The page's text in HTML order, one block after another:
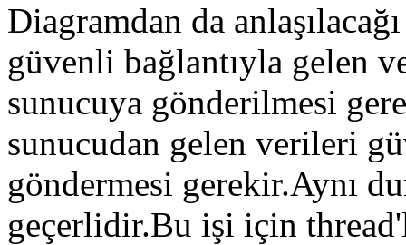
Diagramdan da
güvenli bağlantıyla gelen
sunucuya gönderilmesi
sunucudan gelen verileri
göndermesi gerekir.Aynı
geçerlidir.Bu işi için